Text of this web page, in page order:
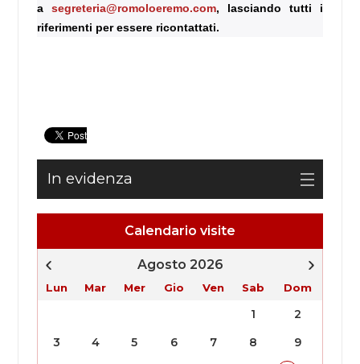
Calendario visite
Agosto 2026
Lun Mar Mer Gio Ven Sab Dom
1
2
3
4 5 6 7 8
9
a segreteria@romoloeremo.com, lasciando tutti i
riferimenti per essere ricontattati.
In evidenza